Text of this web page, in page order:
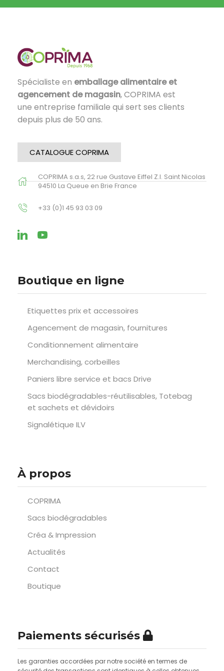
Spécialiste en emballage alimentaire et
agencement de magasin, COPRIMA est
une entreprise familiale qui sert ses clients
depuis plus de 50 ans.
CATALOGUE COPRIMA
COPRIMA s.a.s, 22 rue Gustave Eiffel Z.I. Saint Nicolas
94510 La Queue en Brie France
+33 (0)1 45 93 03 09
Boutique en ligne
Etiquettes prix et accessoires
Agencement de magasin, fournitures
Conditionnement alimentaire
Merchandising, corbeilles
Paniers libre service et bacs Drive
Sacs biodégradables-réutilisables, Totebag
et sachets et dévidoirs
Signalétique ILV
À propos
COPRIMA
Sacs biodégradables
Créa & Impression
Actualités
Contact
Boutique
Paiements sécurisés
Les garanties accordées par notre société en termes de